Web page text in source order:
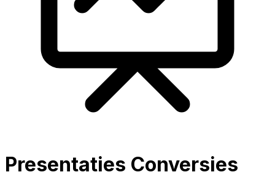
Presentaties Conversies